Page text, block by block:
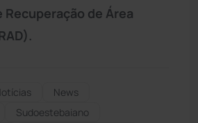
Recuperação de Área
News
Sudoestebaiano